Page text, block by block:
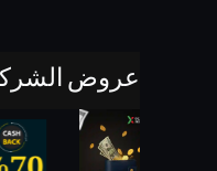
عروض